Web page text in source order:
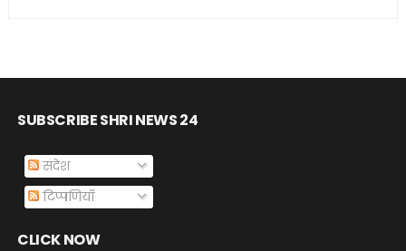
SUBSCRIBE SHRI NEWS 24
संदेश
टिप्पणियाँ
CLICK NOW